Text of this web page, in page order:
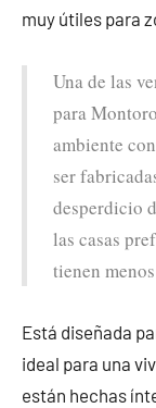
muy útiles para
Una de las
para
ambiente
ser
desperdicio
las casas
tienen
Está diseñada
ideal para una
están hechas